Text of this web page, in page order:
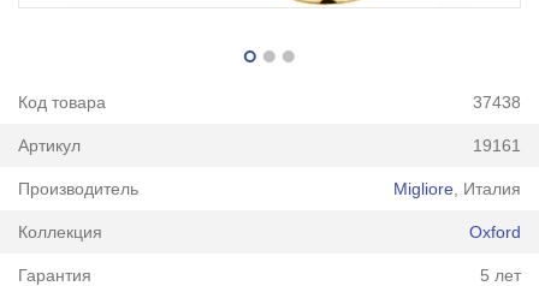
Код товара 37438
Артикул 19161
Производитель Migliore , Италия
Коллекция Oxford
Гарантия 5 лет